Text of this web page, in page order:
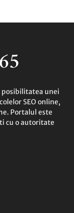
posibilitatea unei
SEO online,
Portalul este
cu o autoritate